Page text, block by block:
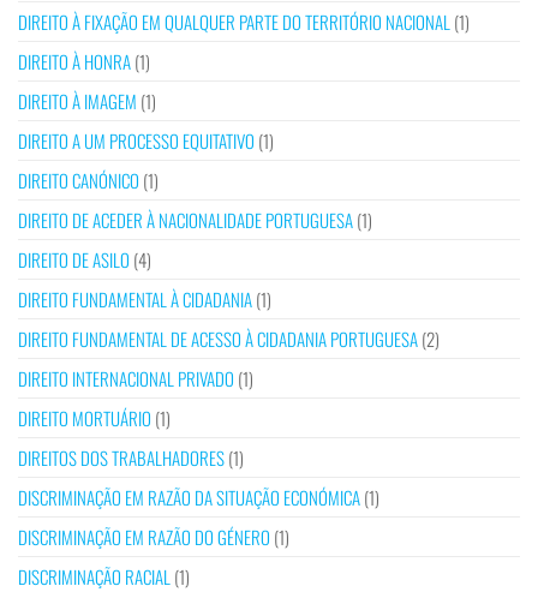
DIREITO À FIXAÇÃO EM QUALQUER PARTE DO TERRITÓRIO NACIONAL (1)
DIREITO À HONRA(1)
DIREITO À IMAGEM (1)
DIREITO A UM PROCESSO EQUITATIVO (1)
DIREITO CANÓNICO (1)
DIREITO DE ACEDER À NACIONALIDADE PORTUGUESA(1)
DIREITO DE ASILO (4)
DIREITO FUNDAMENTAL À CIDADANIA(1)
DIREITO FUNDAMENTAL DE ACESSO À CIDADANIA PORTUGUESA(2)
DIREITO INTERNACIONAL PRIVADO (1)
DIREITO MORTUÁRIO (1)
DIREITOS DOS TRABALHADORES(1)
DISCRIMINAÇÃO EM RAZÃO DA SITUAÇÃO ECONÓMICA(1)
DISCRIMINAÇÃO EM RAZÃO DO GÉNERO (1)
DISCRIMINAÇÃO RACIAL (1)